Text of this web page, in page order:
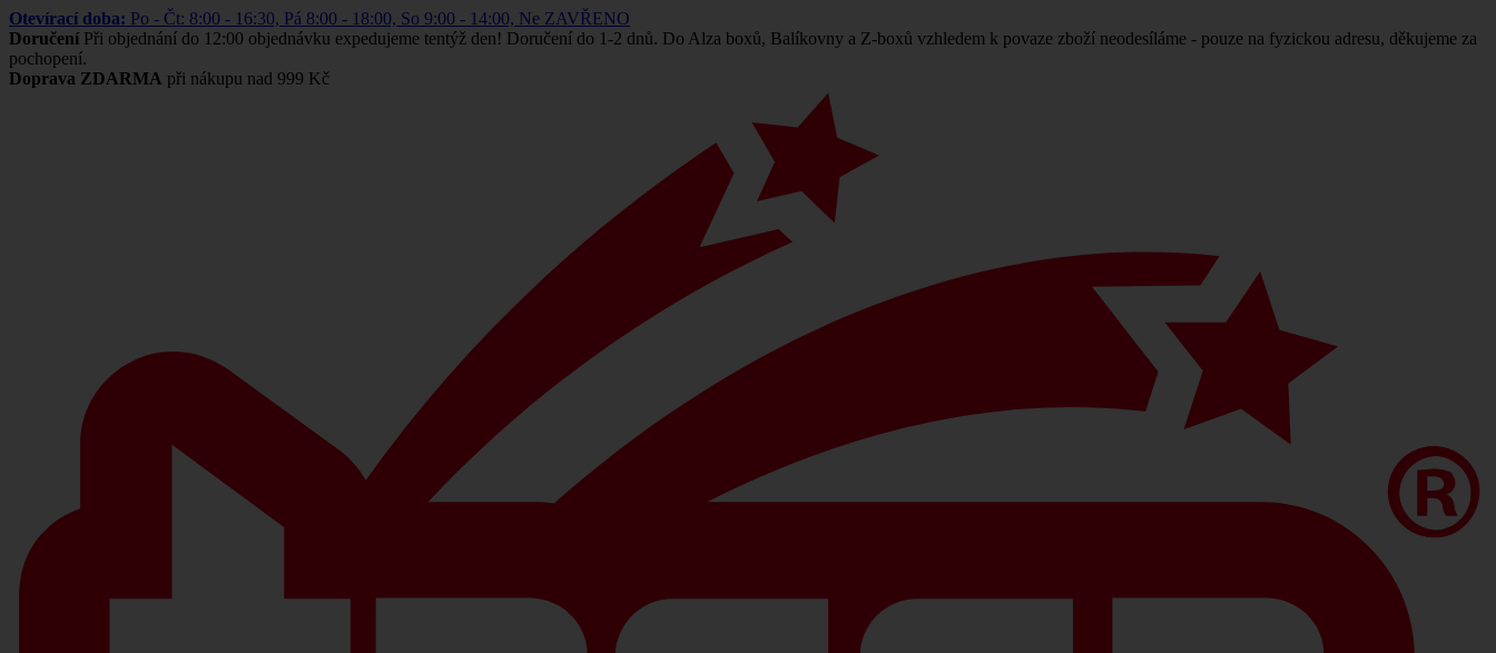
Otevírací doba: Po - Čt: 8:00 - 16:30, Pá 8:00 - 18:00, So 9:00 - 14:00, Ne ZAVŘENO
Doručení Při objednání do 12:00 objednávku expedujeme tentýž den! Doručení do 1-2 dnů. Do Alza boxů, Balíkovny a Z-boxů vzhledem k povaze zboží neodesíláme - pouze na fyzickou adresu, děkujeme za
pochopení.
Doprava ZDARMA při nákupu nad 999 Kč